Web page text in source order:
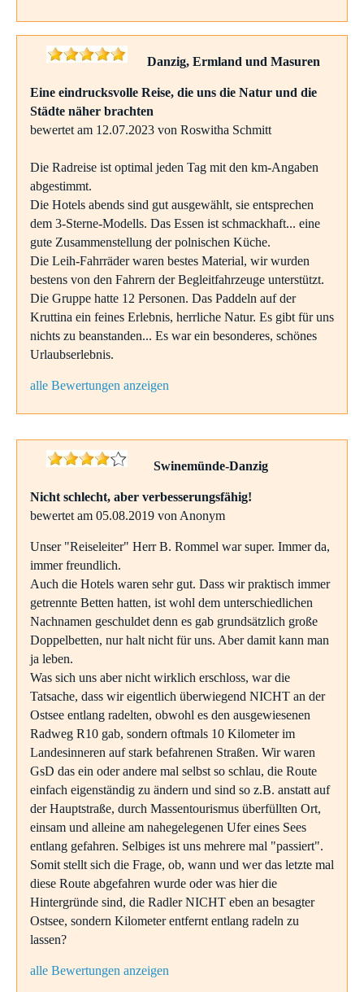
Danzig, Ermland und Masuren
Eine eindrucksvolle Reise, die uns die Natur und die
Städte näher brachten
bewertet am 12.07.2023 von Roswitha Schmitt
Die Radreise ist optimal jeden Tag mit den km-Angaben
abgestimmt.
Die Hotels abends sind gut ausgewählt, sie entsprechen
dem 3-Sterne-Modells. Das Essen ist schmackhaft... eine
gute Zusammenstellung der polnischen Küche.
Die Leih-Fahrräder waren bestes Material, wir wurden
bestens von den Fahrern der Begleitfahrzeuge unterstützt.
Die Gruppe hatte 12 Personen. Das Paddeln auf der
Kruttina ein feines Erlebnis, herrliche Natur. Es gibt für uns
nichts zu beanstanden... Es war ein besonderes, schönes
Urlaubserlebnis.
alle Bewertungen anzeigen
Swinemünde-Danzig
Nicht schlecht, aber verbesserungsfähig!
bewertet am 05.08.2019 von Anonym
Unser "Reiseleiter" Herr B. Rommel war super. Immer da,
immer freundlich.
Auch die Hotels waren sehr gut. Dass wir praktisch immer
getrennte Betten hatten, ist wohl dem unterschiedlichen
Nachnamen geschuldet denn es gab grundsätzlich große
Doppelbetten, nur halt nicht für uns. Aber damit kann man
ja leben.
Was sich uns aber nicht wirklich erschloss, war die
Tatsache, dass wir eigentlich überwiegend NICHT an der
Ostsee entlang radelten, obwohl es den ausgewiesenen
Radweg R10 gab, sondern oftmals 10 Kilometer im
Landesinneren auf stark befahrenen Straßen. Wir waren
GsD das ein oder andere mal selbst so schlau, die Route
einfach eigenständig zu ändern und sind so z.B. anstatt auf
der Hauptstraße, durch Massentourismus überfüllten Ort,
einsam und alleine am nahegelegenen Ufer eines Sees
entlang gefahren. Selbiges ist uns mehrere mal "passiert".
Somit stellt sich die Frage, ob, wann und wer das letzte mal
diese Route abgefahren wurde oder was hier die
Hintergründe sind, die Radler NICHT eben an besagter
Ostsee, sondern Kilometer entfernt entlang radeln zu
lassen?
alle Bewertungen anzeigen